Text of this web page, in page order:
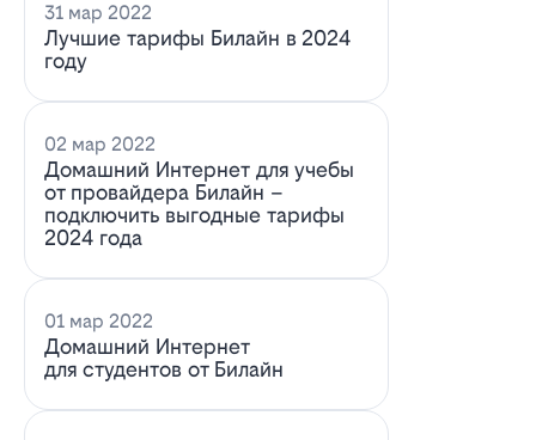
31 мар 2022
Лучшие тарифы Билайн в 2024
году
02 мар 2022
Домашний Интернет для учебы
от провайдера Билайн –
подключить выгодные тарифы
2024 года
01 мар 2022
Домашний Интернет
для студентов от Билайн